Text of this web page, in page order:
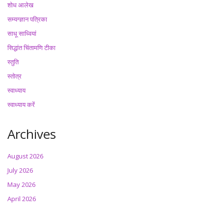
शोध आलेख
सम्यग्ज्ञान पत्रिका
साधू साध्वियां
सिद्धांत चिंतामणि टीका
स्तुति
स्तोत्र
स्वाध्याय
स्वाध्याय करें
Archives
August 2026
July 2026
May 2026
April 2026